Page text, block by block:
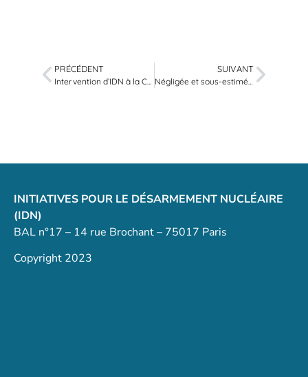
PRÉCÉDENT
Intervention d’IDN à la CGT : paix et désarmement au cœur des échanges
SUIVANT
Négligée et sous-estimée : comment la Corée du Nord est devenue une menace pour la sécurité de l’Europe
INITIATIVES POUR LE DÉSARMEMENT NUCLÉAIRE
(IDN)
BAL n°17 – 14 rue Brochant – 75017 Paris
Copyright 2023